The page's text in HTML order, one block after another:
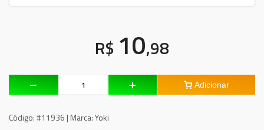
R$ 10,98
Adicionar
Código:#11936 | Marca:Yoki